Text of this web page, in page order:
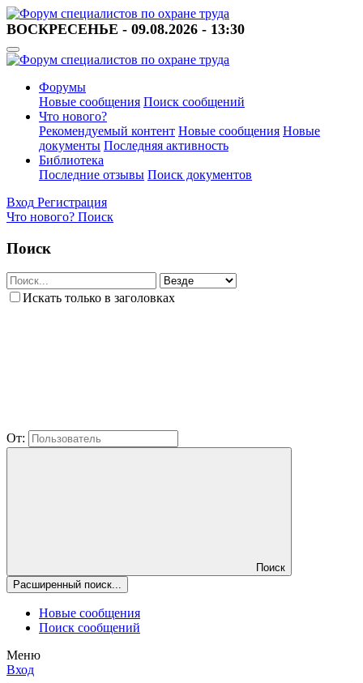
ВОСКРЕСЕНЬЕ - 09.08.2026 - 13:30
Форумы
Новые сообщения Поиск сообщений
Что нового?
Рекомендуемый контент Новые сообщения Новые
документы Последняя активность
Библиотека
Последние отзывы Поиск документов
Вход Регистрация
Что нового? Поиск
Поиск
Искать только в заголовках
От:
Поиск
Расширенный поиск...
Новые сообщения
Поиск сообщений
Меню
Вход